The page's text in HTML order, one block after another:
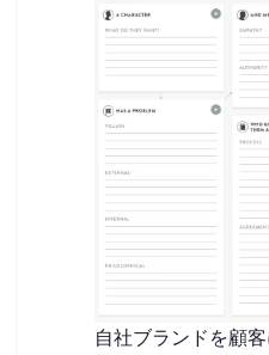
自社ブランドを顧